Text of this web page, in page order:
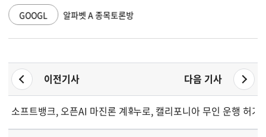
GOOGL 알파벳 A 종목토론방
이전기사 다음 기사
소프트뱅크, 오픈AI 마진론 계획 100억 달러에서 60억 달러로
누로, 캘리포니아 무인 운행 허